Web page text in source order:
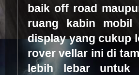
baik off road
ruang kabin
display yang cukup
rover vellar ini di
lebih lebar untuk